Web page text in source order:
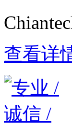
查看详